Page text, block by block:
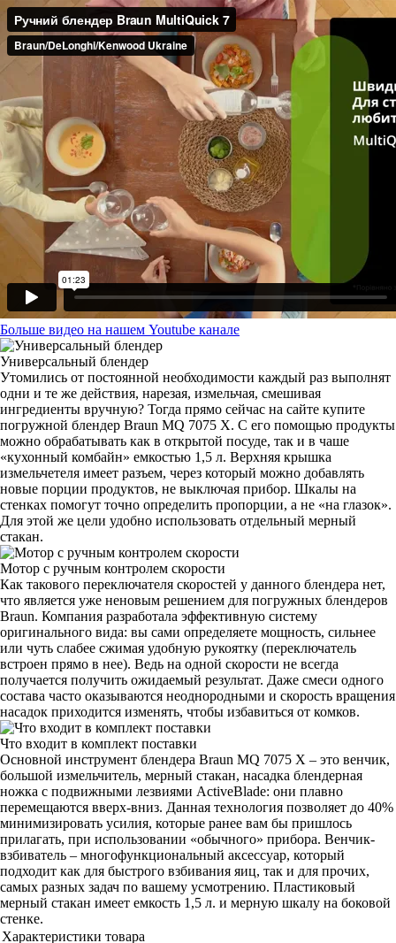
Больше видео на нашем Youtube канале
Универсальный блендер
Утомились от постоянной необходимости каждый раз выполнят
одни и те же действия, нарезая, измельчая, смешивая
ингредиенты вручную? Тогда прямо сейчас на сайте купите
погружной блендер Braun MQ 7075 X. С его помощью продукты
можно обрабатывать как в открытой посуде, так и в чаше
«кухонный комбайн» емкостью 1,5 л. Верхняя крышка
измельчетеля имеет разъем, через который можно добавлять
новые порции продуктов, не выключая прибор. Шкалы на
стенках помогут точно определить пропорции, а не «на глазок».
Для этой же цели удобно использовать отдельный мерный
стакан.
Мотор с ручным контролем скорости
Как такового переключателя скоростей у данного блендера нет,
что является уже неновым решением для погружных блендеров
Braun. Компания разработала эффективную систему
оригинального вида: вы сами определяете мощность, сильнее
или чуть слабее сжимая удобную рукоятку (переключатель
встроен прямо в нее). Ведь на одной скорости не всегда
получается получить ожидаемый результат. Даже смеси одного
состава часто оказываются неоднородными и скорость вращения
насадок приходится изменять, чтобы избавиться от комков.
Что входит в комплект поставки
Основной инструмент блендера Braun MQ 7075 X – это венчик,
большой измельчитель, мерный стакан, насадка блендерная
ножка с подвижными лезвиями ActiveBlade: они плавно
перемещаются вверх-вниз. Данная технология позволяет до 40%
минимизировать усилия, которые ранее вам бы пришлось
прилагать, при использовании «обычного» прибора. Венчик-
взбиватель – многофункциональный аксессуар, который
подходит как для быстрого взбивания яиц, так и для прочих,
самых разных задач по вашему усмотрению. Пластиковый
мерный стакан имеет емкость 1,5 л. и мерную шкалу на боковой
стенке.
Характеристики товара